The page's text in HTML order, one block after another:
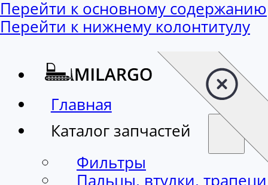
Перейти к основному содержанию
Перейти к нижнему колонтитулу
Главная
Каталог запчастей
Фильтры
Пальцы, втулки,